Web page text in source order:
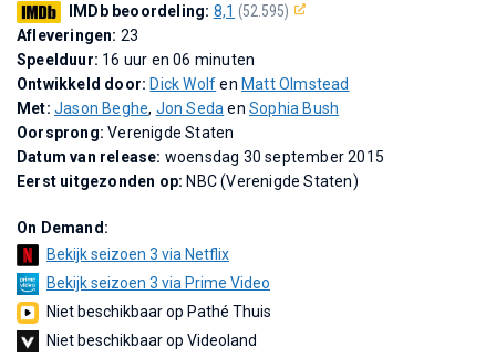
IMDb beoordeling: 8,1 (52.595)
Afleveringen: 23
Speelduur: 16 uur en 06 minuten
Ontwikkeld door: Dick Wolfen Matt Olmstead
Met: Jason Beghe, Jon Seda enSophia Bush
Oorsprong:Verenigde Staten
Datum van release: woensdag 30 september 2015
Eerst uitgezonden op: NBC (Verenigde Staten)
On Demand:
Bekijk seizoen 3 via Netflix
Bekijk seizoen 3 via Prime Video
Niet beschikbaar op Pathé Thuis
Niet beschikbaar op Videoland